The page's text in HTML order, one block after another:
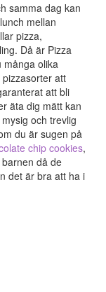
samma dag kan
mellan
pizza,
Då är Pizza
många olika
att
att bli
äta dig mätt kan
och trevlig
du är sugen på
chip cookies,
då de
det är bra att ha i